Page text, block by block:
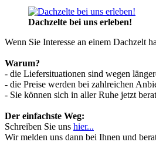
Dachzelte bei uns erleben!
Wenn Sie Interesse an einem Dachzelt
Warum?
- die Liefersituationen sind wegen
- die Preise werden bei zahlreichen
- Sie können sich in aller Ruhe jetzt
Der einfachste Weg:
Schreiben Sie uns hier...
Wir melden uns dann bei Ihnen und